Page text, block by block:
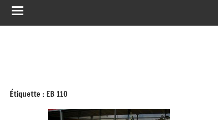
Étiquette : EB 110